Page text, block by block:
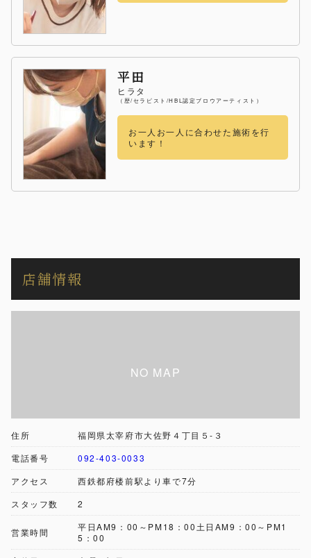
平田
ヒラタ
（歴/セラピスト/HBL認定ブロウアーティスト）
お一人お一人に合わせた施術を行
います！
店舗情報
住所
福岡県太宰府市大佐野４丁目５-３
電話番号
092-403-0033
アクセス
西鉄都府楼前駅より車で7分
スタッフ数
2
営業時間
平日AM9：00～PM18：00土日AM9：00～PM1
5：00